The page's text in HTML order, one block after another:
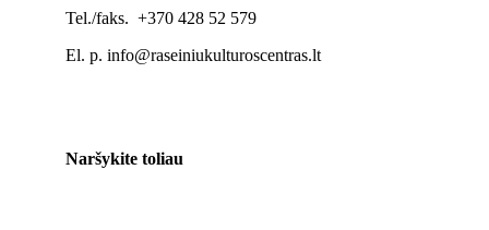
Tel./faks. +370 428 52 579
El. p. info@raseiniukulturoscentras.lt
Naršykite toliau